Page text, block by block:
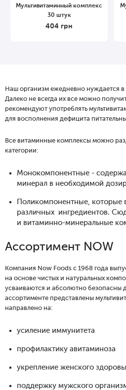
Мультивитаминный комплекс
30 штук
404 грн
Наш организм ежедневно нуждается в
Далеко не всегда их все можно
рекомендуют употреблять
для восполнения дефицита
Все витаминные комплексы можно
категории:
Монокомпонентные -
минерал в необходимой
Поликомпонентные, которые
различных ингредиентов.
и витаминно-минеральные
Ассортимент NOW
Компания Now Foods с 1968 года
на основе чистых и натуральных
усваиваются и абсолютно безопасны
ассортименте представлены
направлено на:
усиление иммунитета
профилактику авитаминоза
укрепление женского
поддержку мужского